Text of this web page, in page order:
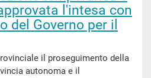
l'intesa con
del Governo per il
il proseguimento della
autonoma e il